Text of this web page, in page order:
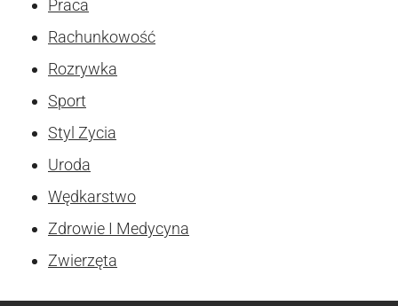
Praca
Rachunkowość
Rozrywka
Sport
Styl Zycia
Uroda
Wędkarstwo
Zdrowie I Medycyna
Zwierzęta